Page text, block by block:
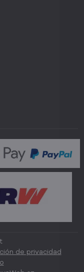
de privacidad